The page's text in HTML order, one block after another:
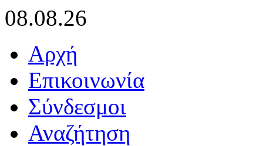
08.08.26
Αρχή
Επικοινωνία
Σύνδεσμοι
Αναζήτηση